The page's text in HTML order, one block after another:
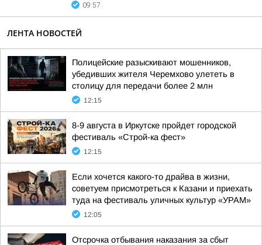
09:57
ЛЕНТА НОВОСТЕЙ
Полицейские разыскивают мошенников,
убедивших жителя Черемхово улететь в
столицу для передачи более 2 млн
12:15
8-9 августа в Иркутске пройдет городской
фестиваль «Строй-ка фест»
12:15
Если хочется какого-то драйва в жизни,
советуем присмотреться к Казани и приехать
туда на фестиваль уличных культур «УРАМ»
12:05
Отсрочка отбывания наказания за сбыт